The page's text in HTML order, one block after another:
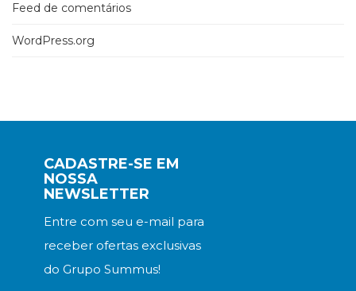
Feed de comentários
WordPress.org
CADASTRE-SE EM
NOSSA
NEWSLETTER
Entre com seu e-mail para
receber ofertas exclusivas
do Grupo Summus!